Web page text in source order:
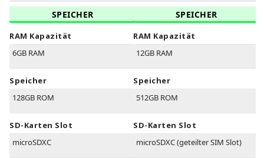
SPEICHER
RAM Kapazität
6GB RAM
Speicher
128GB ROM
SD-Karten Slot
microSDXC
SPEICHER
RAM Kapazität
12GB RAM
Speicher
512GB ROM
SD-Karten Slot
microSDXC (geteilter SIM Slot)